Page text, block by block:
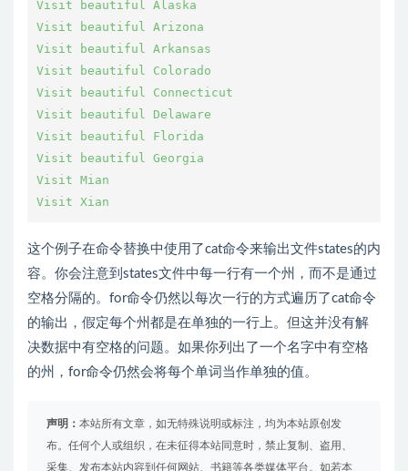
Visit beautiful Alaska
Visit beautiful Arizona
Visit beautiful Arkansas
Visit beautiful Colorado
Visit beautiful Connecticut
Visit beautiful Delaware
Visit beautiful Florida
Visit beautiful Georgia
Visit Mian
Visit Xian
这个例子在命令替换中使用了cat命令来输出文件states的内
容。你会注意到states文件中每一行有一个州，而不是通过
空格分隔的。for命令仍然以每次一行的方式遍历了cat命令
的输出，假定每个州都是在单独的一行上。但这并没有解
决数据中有空格的问题。如果你列出了一个名字中有空格
的州，for命令仍然会将每个单词当作单独的值。
声明： 本站所有文章，如无特殊说明或标注，均为本站原创发
布。任何个人或组织，在未征得本站同意时，禁止复制、盗用、
采集、发布本站内容到任何网站、书籍等各类媒体平台。如若本